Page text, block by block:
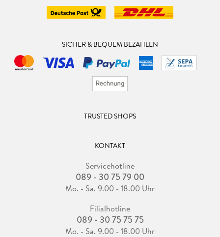
SICHER & BEQUEM BEZAHLEN
TRUSTED SHOPS
KONTAKT
Servicehotline
089 - 30 75 79 00
Mo. - Sa. 9.00 - 18.00 Uhr
Filialhotline
089 - 30 75 75 75
Mo. - Sa. 9.00 - 18.00 Uhr